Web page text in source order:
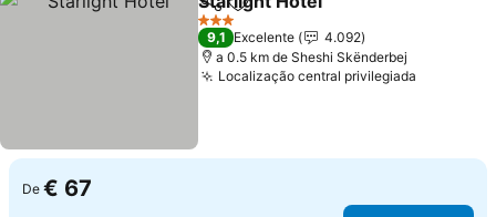
PartilharAdicionar aos favoritos
3 Estrelas
9,1 Excelente
4.092
a 0.5 km de Sheshi Skënderbej
Localização central privilegiada
De € 67